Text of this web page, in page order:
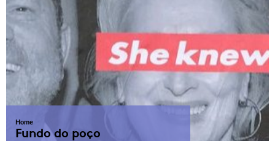
Home
Fundo do poço